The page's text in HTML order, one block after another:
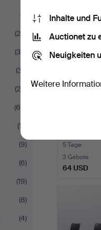
(7)
(20)
(34)
(37)
(20)
(66)
(17)
(9)
(6)
(19)
(8)
(4)
5 Tage
3 Gebote
64 USD
Inhalte und
Auctionet zu
Neuigkeiten
Weitere